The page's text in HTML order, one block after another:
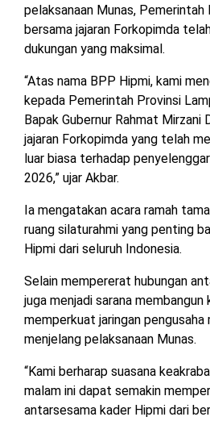
pelaksanaan Munas, Pemerintah
bersama jajaran Forkopimda
dukungan yang maksimal.
“Atas nama BPP Hipmi, kami
kepada Pemerintah Provinsi
Bapak Gubernur Rahmat Mirzani
jajaran Forkopimda yang telah
luar biasa terhadap
2026,” ujar Akbar.
Ia mengatakan acara ramah
ruang silaturahmi yang penting
Hipmi dari seluruh Indonesia.
Selain mempererat hubungan
juga menjadi sarana membangun
memperkuat jaringan pengusaha
menjelang pelaksanaan Munas.
“Kami berharap suasana
malam ini dapat semakin
antarsesama kader Hipmi dari